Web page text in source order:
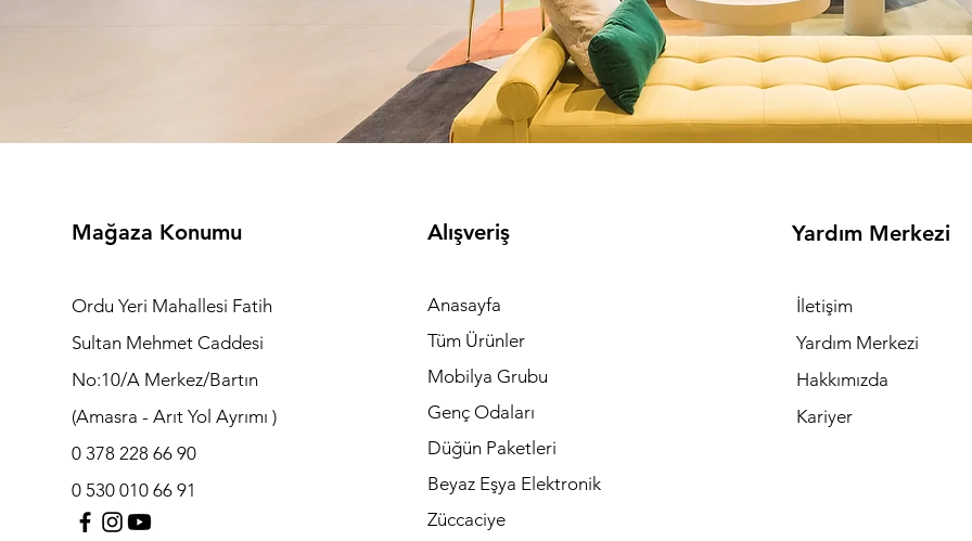
Mağaza Konumu
Ordu Yeri Mahallesi Fatih
Sultan Mehmet Caddesi
No:10/A Merkez/Bartın
(Amasra - Arıt Yol Ayrımı )
0 378 228 66 90
0 530 010 66 91
Alışveriş
Anasayfa
Tüm Ürünler
Mobilya Grubu
Genç Odaları
Düğün Paketleri
Beyaz Eşya Elektronik
Züccaciye
Yardım Merkezi
İletişim
Yardım Merkezi
Hakkımızda
Kariyer